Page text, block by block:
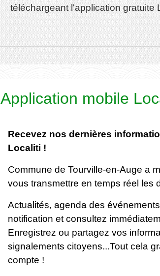
téléchargeant l'application gratuite
Application mobile
Recevez nos dernières
Localiti !
Commune de Tourville-en-Auge a
vous transmettre en temps réel les
Actualités, agenda des
notification et consultez
Enregistrez ou partagez vos
signalements citoyens...Tout cela
compte !